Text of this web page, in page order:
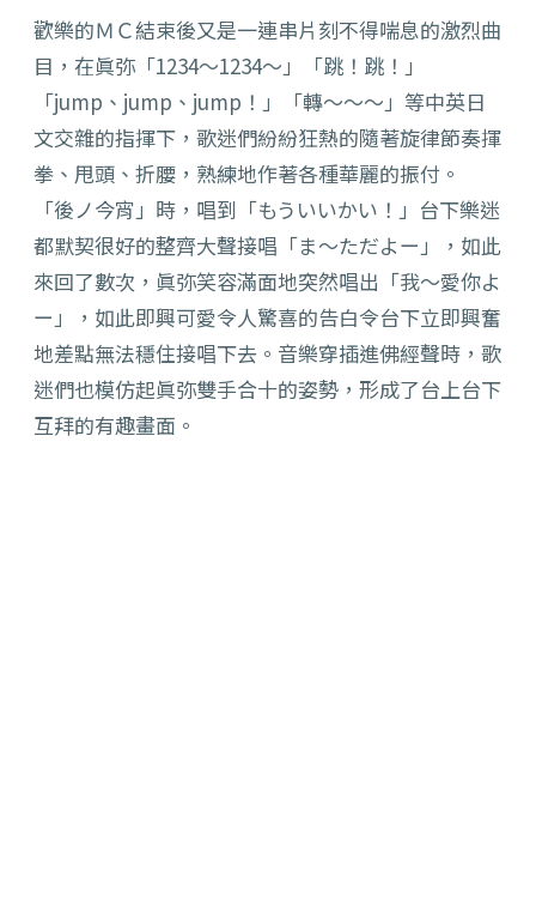
歡樂的ＭＣ結束後又是一連串片刻不得喘息的激烈曲
目，在眞弥「1234～1234～」「跳！跳！」
「jump、jump、jump！」「轉～～～」等中英日
文交雜的指揮下，歌迷們紛紛狂熱的隨著旋律節奏揮
拳、甩頭、折腰，熟練地作著各種華麗的振付。
「後ノ今宵」時，唱到「もういいかい！」台下樂迷
都默契很好的整齊大聲接唱「ま～ただよー」，如此
來回了數次，眞弥笑容滿面地突然唱出「我～愛你よ
ー」，如此即興可愛令人驚喜的告白令台下立即興奮
地差點無法穩住接唱下去。音樂穿插進佛經聲時，歌
迷們也模仿起眞弥雙手合十的姿勢，形成了台上台下
互拜的有趣畫面。